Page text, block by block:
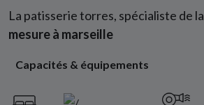
La patisserie torres, spécialiste de la
mesure à marseille
Capacités & équipements